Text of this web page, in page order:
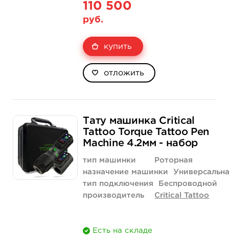
110 500
руб.
купить
отложить
Тату машинка Critical
Tattoo Torque Tattoo Pen
Machine 4.2мм - набор
тип машинки
Роторная
назначение машинки
тип подключения
Беспроводной
производитель
Critical Tattoo
Есть на складе